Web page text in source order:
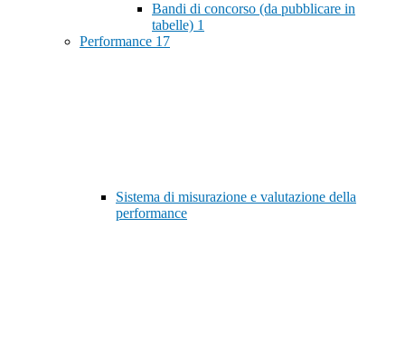
Bandi di concorso (da pubblicare in
tabelle) 1
Performance 17
Sistema di misurazione e valutazione della
performance